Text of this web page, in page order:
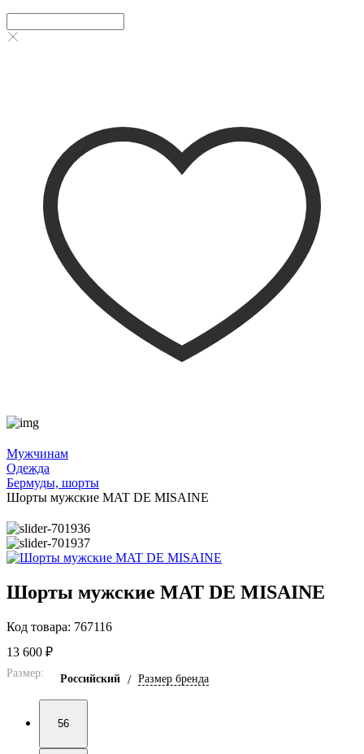
Мужчинам
Одежда
Бермуды, шорты
Шорты мужские MAT DE MISAINE
Шорты мужские MAT DE MISAINE
Код товара: 767116
13 600 ₽
Размер: Российский / Размер бренда
56